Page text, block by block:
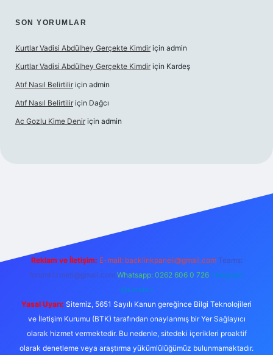
SON YORUMLAR
Kurtlar Vadisi Abdülhey Gerçekte Kimdir için admin
Kurtlar Vadisi Abdülhey Gerçekte Kimdir için Kardeş
Atıf Nasıl Belirtilir için admin
Atıf Nasıl Belirtilir için Dağcı
Ac Gozlu Kime Denir için admin
Reklam ve İletişim: E-mail: backlinkpaneli@gmail.com Teams:
forumhizmeti@gmail.com Whatsapp: 0262 606 0 726 Telegram:
@karabul
Yasal Uyarı: Sitemiz, 5651 Sayılı Kanun gereğince Bilgi Teknolojileri
ve İletişim Kurumu (BTK) tarafından onaylanmış bir Yer Sağlayıcı
olarak hizmet vermektedir. Bu nedenle, sitedeki içerikleri proaktif
olarak denetleme veya araştırma yükümlülüğümüz bulunmamaktadır.